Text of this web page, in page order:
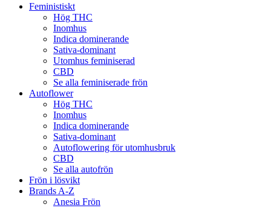
Feministiskt
Hög THC
Inomhus
Indica dominerande
Sativa-dominant
Utomhus feminiserad
CBD
Se alla feminiserade frön
Autoflower
Hög THC
Inomhus
Indica dominerande
Sativa-dominant
Autoflowering för utomhusbruk
CBD
Se alla autofrön
Frön i lösvikt
Brands A-Z
Anesia Frön